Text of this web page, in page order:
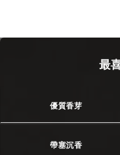
最
優質香芽
帶塞沉香